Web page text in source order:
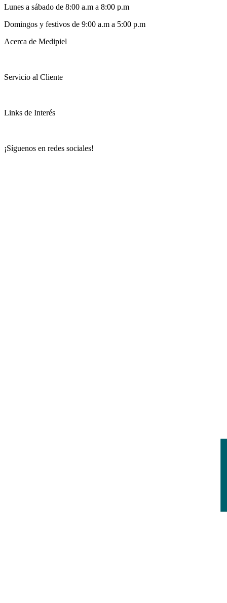
Lunes a sábado de 8:00 a.m a 8:00 p.m
Domingos y festivos de 9:00 a.m a 5:00 p.m
Acerca de Medipiel
Servicio al Cliente
Links de Interés
¡Síguenos en redes sociales!